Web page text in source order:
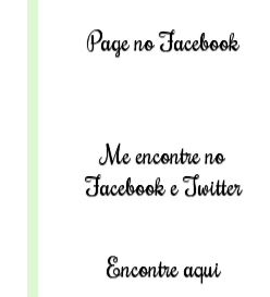
Page no Facebook
Me encontre no
Facebook e Twitter
Encontre aqui